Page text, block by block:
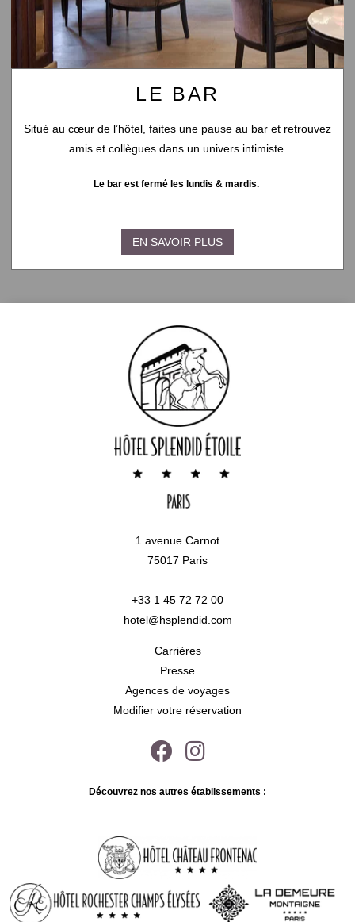
LE BAR
Situé au cœur de l’hôtel, faites une pause au bar et retrouvez
amis et collègues dans un univers intimiste.
Le bar est fermé les lundis & mardis.
EN SAVOIR PLUS
1 avenue Carnot
75017 Paris
+33 1 45 72 72 00
hotel@hsplendid.com
Carrières
Presse
Agences de voyages
Modifier votre réservation
Découvrez nos autres établissements :